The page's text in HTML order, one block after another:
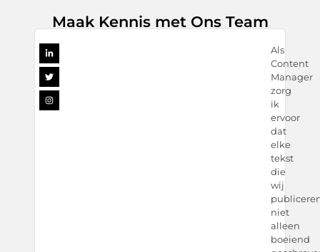
Maak Kennis met Ons Team
Als
Content
Manager
zorg
ik
ervoor
dat
elke
tekst
die
wij
niet
alleen
boeiend